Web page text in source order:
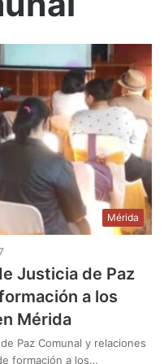
Mérida
Justicia de Paz
a los
Mérida
Paz Comunal y relaciones
formación a los…